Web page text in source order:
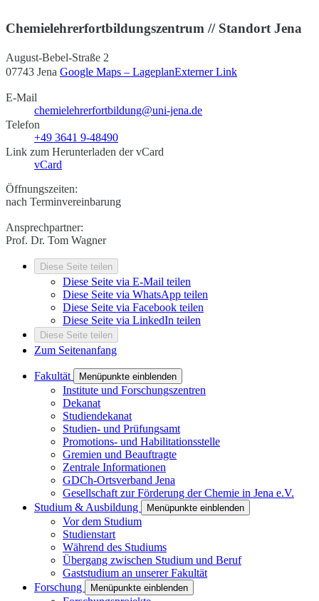
Chemielehrerfortbildungszentrum // Standort Jena
August-Bebel-Straße 2
07743 Jena Google Maps – LageplanExterner Link
E-Mail
chemielehrerfortbildung@uni-jena.de
Telefon
+49 3641 9-48490
Link zum Herunterladen der vCard
vCard
Öffnungszeiten:
nach Terminvereinbarung
Ansprechpartner:
Prof. Dr. Tom Wagner
Diese Seite teilen
Diese Seite via E-Mail teilen
Diese Seite via WhatsApp teilen
Diese Seite via Facebook teilen
Diese Seite via LinkedIn teilen
Diese Seite teilen
Zum Seitenanfang
Fakultät Menüpunkte einblenden
Institute und Forschungszentren
Dekanat
Studiendekanat
Studien- und Prüfungsamt
Promotions- und Habilitationsstelle
Gremien und Beauftragte
Zentrale Informationen
GDCh-Ortsverband Jena
Gesellschaft zur Förderung der Chemie in Jena e.V.
Studium & Ausbildung
Menüpunkte einblenden
Vor dem Studium
Studienstart
Während des Studiums
Übergang zwischen Studium und Beruf
Gaststudium an unserer Fakultät
Forschung
Menüpunkte einblenden